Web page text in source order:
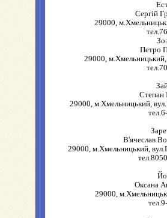
Сергій
29000,
Петро
29000, м.Хмельницький,
Степан
29000, м.Хмельницький,
В'ячеслав
29000, м.Хмельницький,
Оксана
29000,